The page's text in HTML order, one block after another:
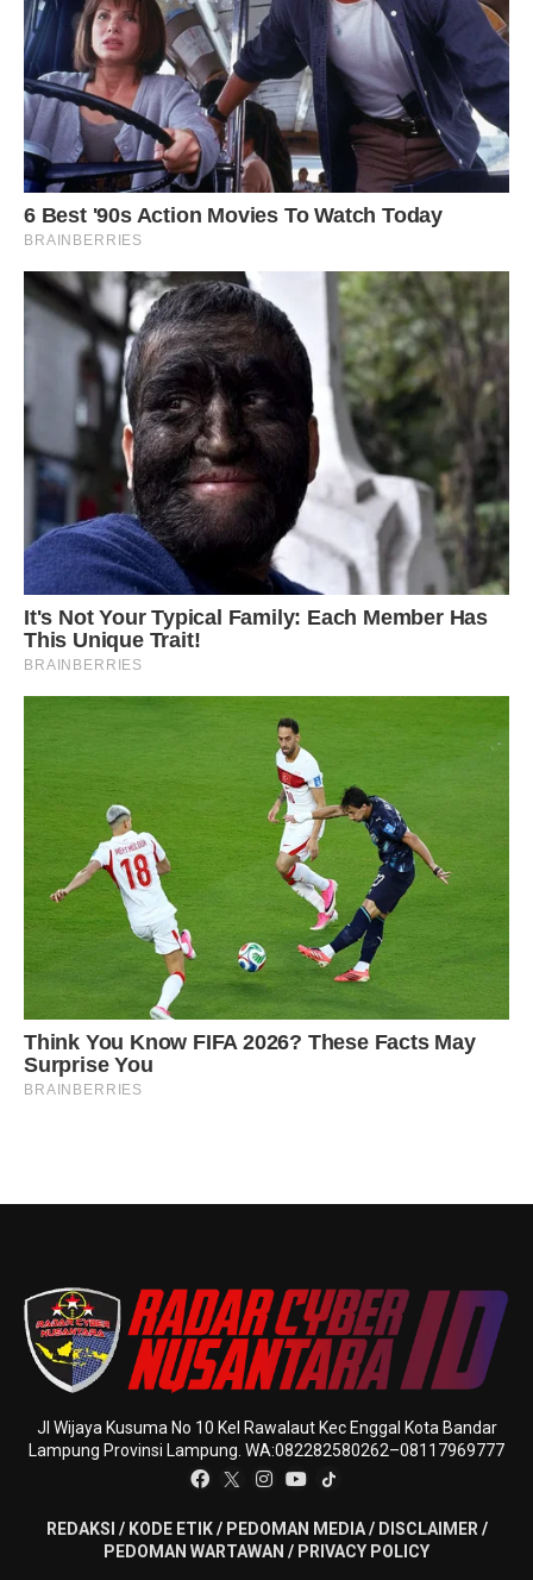
Jl Wijaya Kusuma No 10 Kel Rawalaut Kec Enggal Kota Bandar
Lampung Provinsi Lampung. WA:082282580262–08117969777
REDAKSI / KODE ETIK/ PEDOMAN MEDIA/ DISCLAIMER/
PEDOMAN WARTAWAN / PRIVACY POLICY